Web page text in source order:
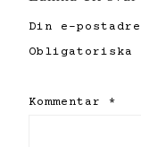
Din e-
Kommentar *